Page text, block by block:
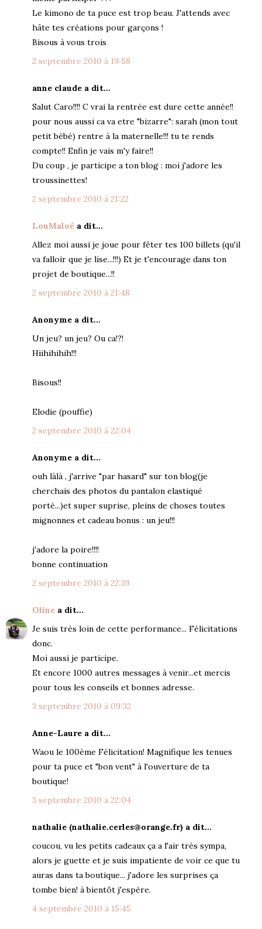
Le kimono de ta puce est trop beau. J'attends avec
hâte tes créations pour garçons !
Bisous à vous trois
2 septembre 2010 à 19:58
anne claude a dit…
Salut Caro!!!! C vrai la rentrée est dure cette année!!
pour nous aussi ca va etre "bizarre": sarah (mon tout
petit bébé) rentre à la maternelle!!! tu te rends
compte!! Enfin je vais m'y faire!!
Du coup , je participe a ton blog : moi j'adore les
troussinettes!
2 septembre 2010 à 21:22
LouMaloé a dit…
Allez moi aussi je joue pour fêter tes 100 billets (qu'il
va falloir que je lise...!!!) Et je t'encourage dans ton
projet de boutique...!!
2 septembre 2010 à 21:48
Anonyme a dit…
Un jeu? un jeu? Ou ca!?!
Hiihihihih!!!
Bisous!!
Elodie (pouffie)
2 septembre 2010 à 22:04
Anonyme a dit…
ouh làlà , j'arrive "par hasard" sur ton blog(je
cherchais des photos du pantalon elastiqué
porté...)et super suprise, pleins de choses toutes
mignonnes et cadeau bonus : un jeu!!!
j'adore la poire!!!!
bonne continuation
2 septembre 2010 à 22:39
Oline a dit…
Je suis très loin de cette performance... Félicitations
donc.
Moi aussi je participe.
Et encore 1000 autres messages à venir...et mercis
pour tous les conseils et bonnes adresse.
3 septembre 2010 à 09:32
Anne-Laure a dit…
Waou le 100ème Félicitation! Magnifique les tenues
pour ta puce et "bon vent" à l'ouverture de ta
boutique!
3 septembre 2010 à 22:04
nathalie (nathalie.cerles@orange.fr) a dit…
coucou, vu les petits cadeaux ça a l'air très sympa,
alors je guette et je suis impatiente de voir ce que tu
auras dans ta boutique... j'adore les surprises ça
tombe bien! à bientôt j'espère.
4 septembre 2010 à 15:45